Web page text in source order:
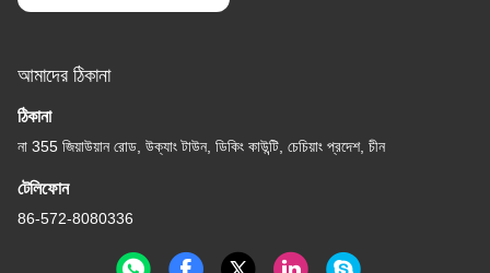
আমাদের ঠিকানা
ঠিকানা
না 355 জিয়াউয়ান রোড, উক্যাং টাউন, ডিকিং কাউন্টি, চেচিয়াং প্রদেশ, চীন
টেলিফোন
86-572-8080336